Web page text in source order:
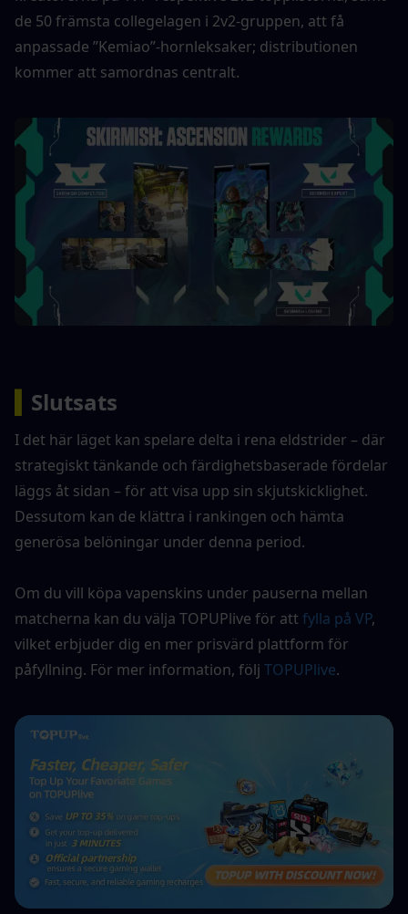
de 50 främsta collegelagen i 2v2-gruppen, att få
anpassade ”Kemiao”-hornleksaker; distributionen
kommer att samordnas centralt.
Slutsats
I det här läget kan spelare delta i rena eldstrider – där
strategiskt tänkande och färdighetsbaserade fördelar
läggs åt sidan – för att visa upp sin skjutskicklighet.
Dessutom kan de klättra i rankingen och hämta
generösa belöningar under denna period.
Om du vill köpa vapenskins under pauserna mellan
matcherna kan du välja TOPUPlive för att fylla på VP,
vilket erbjuder dig en mer prisvärd plattform för
påfyllning. För mer information, följ TOPUPlive.